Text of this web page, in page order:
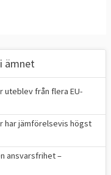
dubbel
procent av
En blockerande
måste
mer än 35
ämnet
uteblev från flera EU-
har jämförelsevis högst
ansvarsfrihet –